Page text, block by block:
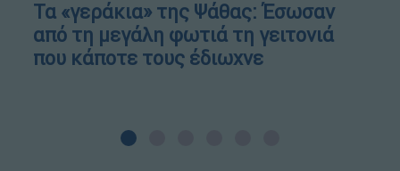
Τα «γεράκια» της Ψάθας: Έσωσαν
από τη μεγάλη φωτιά τη γειτονιά
που κάποτε τους έδιωχνε